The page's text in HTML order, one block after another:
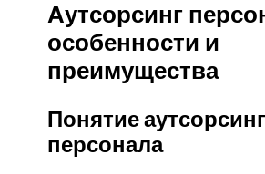
Аутсорсинг
особенности и
преимущества
Понятие
персонала